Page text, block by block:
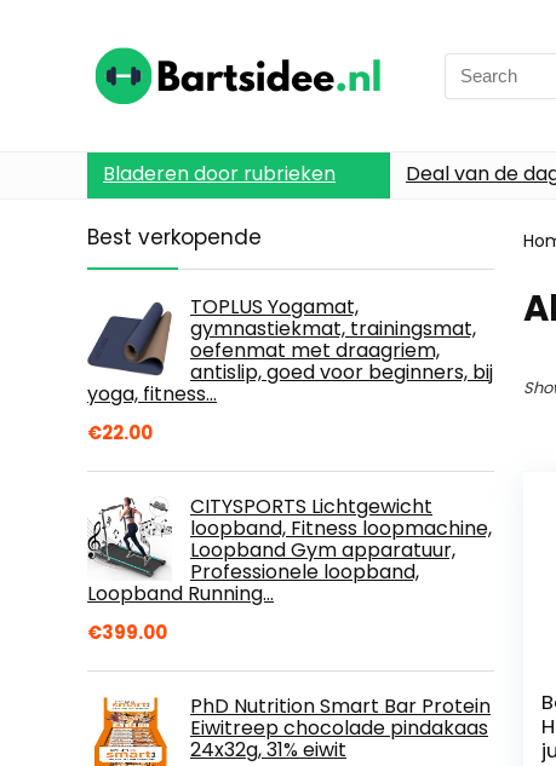
Search
for:
Bladeren door rubrieken Deal van de
Best verkopende
TOPLUS Yogamat,
gymnastiekmat, trainingsmat,
oefenmat met draagriem,
antislip, goed voor beginners, bij
yoga, fitness…
€22.00
CITYSPORTS Lichtgewicht
loopband, Fitness loopmachine,
Loopband Gym apparatuur,
Professionele loopband,
Loopband Running…
€399.00
PhD Nutrition Smart Bar Protein
Eiwitreep chocolade pindakaas
24x32g, 31% eiwit